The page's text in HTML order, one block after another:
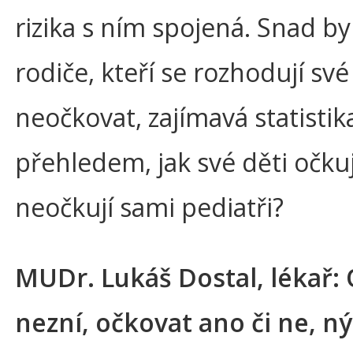
rizika s ním spojená. Snad
rodiče, kteří se rozhodují
neočkovat, zajímavá
přehledem, jak své děti
neočkují sami pediatři?
MUDr. Lukáš Dostal, lékař:
nezní, očkovat ano či ne,